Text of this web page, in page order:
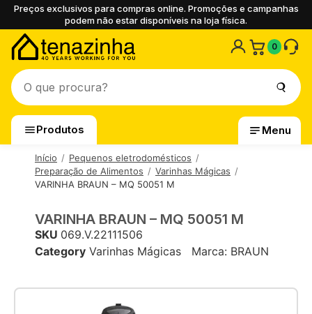
Preços exclusivos para compras online. Promoções e campanhas
podem não estar disponíveis na loja física.
0
Produtos Menu
Início
Pequenos eletrodomésticos
Preparação de Alimentos
Varinhas Mágicas
VARINHA BRAUN – MQ 50051 M
VARINHA BRAUN – MQ 50051 M
SKU 069.V.22111506
Category Varinhas Mágicas Marca: BRAUN